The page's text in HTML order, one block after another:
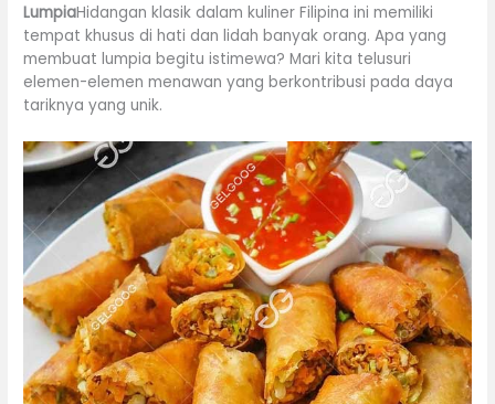
LumpiaHidangan klasik dalam kuliner Filipina ini memiliki
tempat khusus di hati dan lidah banyak orang. Apa yang
membuat lumpia begitu istimewa? Mari kita telusuri
elemen-elemen menawan yang berkontribusi pada daya
tariknya yang unik.